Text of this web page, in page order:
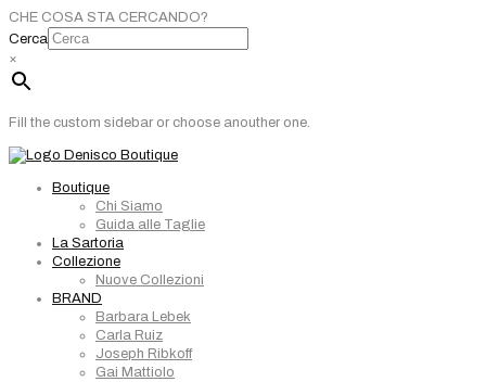
CHE COSA STA CERCANDO?
Cerca
×
Fill the custom sidebar or choose anouther one.
Boutique
Chi Siamo
Guida alle Taglie
La Sartoria
Collezione
Nuove Collezioni
BRAND
Barbara Lebek
Carla Ruiz
Joseph Ribkoff
Gai Mattiolo